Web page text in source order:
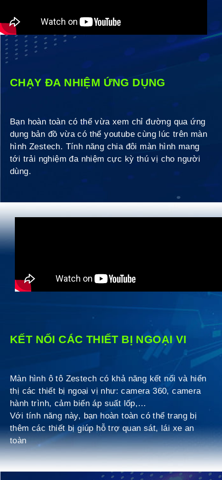
CHẠY ĐA NHIỆM ỨNG DỤNG
Bạn hoàn toàn có thể vừa xem chỉ đường qua ứng
dụng bản đồ vừa có thể youtube cùng lúc trên màn
hình Zestech. Tính năng chia đôi màn hình mang
tới trải nghiệm đa nhiệm cực kỳ thú vị cho người
dùng.
KẾT NỐI CÁC THIẾT BỊ NGOẠI VI
Màn hình ô tô Zestech có khả năng kết nối và hiển
thị các thiết bị ngoại vị như: camera 360, camera
hành trình, cảm biến áp suất lốp,…
Với tính năng này, bạn hoàn toàn có thể trang bị
thêm các thiết bị giúp hỗ trợ quan sát, lái xe an
toàn